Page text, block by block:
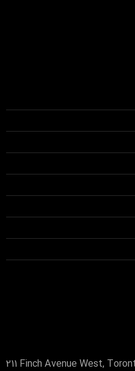
211 Finch Avenue West,